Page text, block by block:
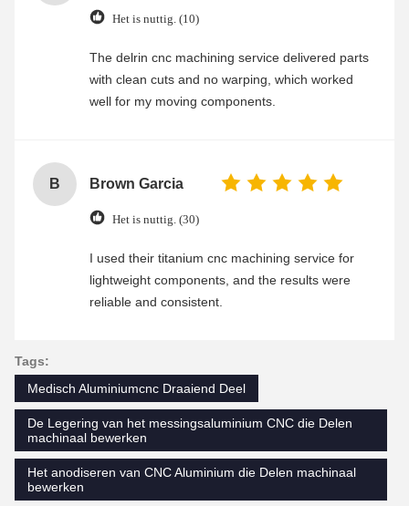
Het is nuttig. (10)
The delrin cnc machining service delivered parts
with clean cuts and no warping, which worked
well for my moving components.
B Brown Garcia
Het is nuttig. (30)
I used their titanium cnc machining service for
lightweight components, and the results were
reliable and consistent.
Tags:
Medisch Aluminiumcnc Draaiend Deel
De Legering van het messingsaluminium CNC die Delen
machinaal bewerken
Het anodiseren van CNC Aluminium die Delen machinaal
bewerken